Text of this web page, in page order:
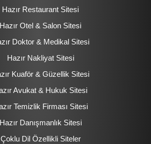
Hazır Restaurant Sitesi
Hazır Otel & Salon Sitesi
Doktor & Medikal Sitesi
Hazır Nakliyat Sitesi
Kuaför & Güzellik Sitesi
Avukat & Hukuk Sitesi
Temizlik Firması Sitesi
Hazır Danışmanlık Sitesi
Çoklu Dil Özellikli Siteler